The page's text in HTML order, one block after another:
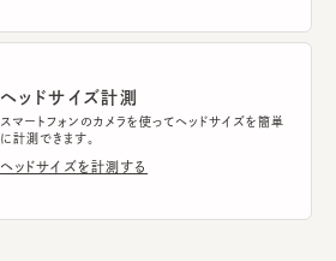
ヘッドサイズ計測
スマートフォンのカメラを使ってヘッドサイズを簡単
に計測できます。
ヘッドサイズを計測する